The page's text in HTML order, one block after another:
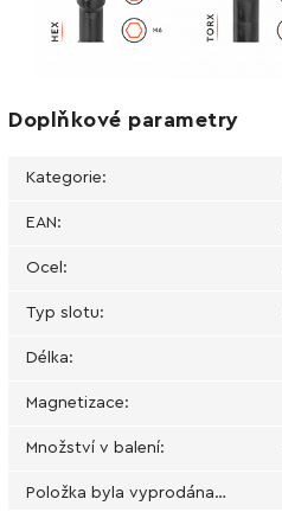
Doplňkové parametry
Kategorie:
EAN:
Ocel :
Typ slotu:
Délka:
Magnetizace:
Množství v balení:
Položka byla vyprodána…